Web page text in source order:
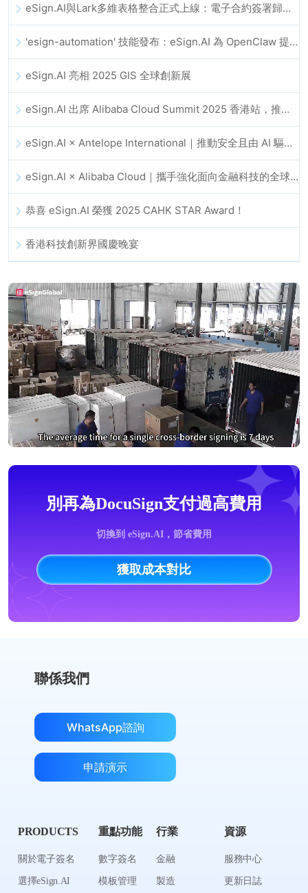
eSign.AI與Lark多維表格整合正式上線：電子合約簽署歸檔全程自動化
'esign-automation' 技能發布：eSign.AI 為 OpenClaw 提供自動化電子簽名能力
eSign.AI 亮相 2025 GIS 全球創新展
eSign.AI 出席 Alibaba Cloud Summit 2025 香港站，推動 AI 驅動的雲端創新與數位信任發展
eSign.AI × Antelope International｜推動安全且由 AI 驅動的數位化工作流程
eSign.AI × Alibaba Cloud｜攜手強化面向金融科技的全球數位信任
恭喜 eSign.AI 榮獲 2025 CAHK STAR Award！
香港科技創新界國慶晚宴
別再為DocuSign支付過高費用
切換到 eSign.AI，節省費用
獲取成本對比
聯係我們
WhatsApp諮詢
申請演示
PRODUCTS
關於電子簽名
選擇eSign.AI
重點功能
數字簽名
模板管理
行業
金融
製造
資源
服務中心
更新日誌